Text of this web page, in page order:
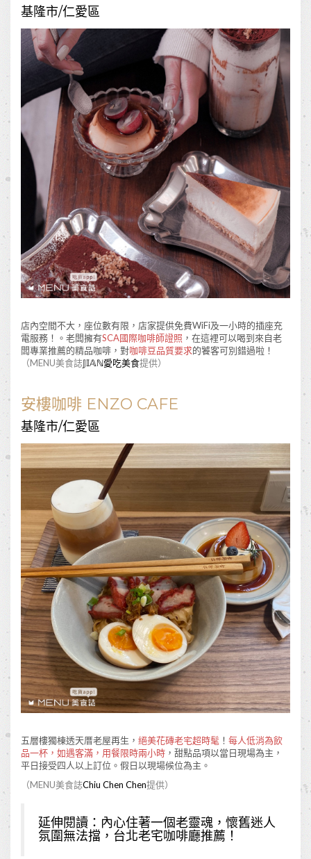
基隆市/仁愛區
店內空間不大，座位數有限，店家提供免費WiFi及一小時的插座充
電服務！。老闆擁有SCA國際咖啡師證照 ，在這裡可以喝到來自老
闆專業推薦的精品咖啡，對咖啡豆品質要求的饕客可別錯過啦！
（MENU美食誌𝕁𝕀𝔸ℕ愛吃美食提供）
安樓咖啡 ENZO CAFE
基隆市/仁愛區
五層樓獨棟透天厝老屋再生， 絕美花磚老宅超時髦 ！ 每人低消為飲
品一杯，如遇客滿，用餐限時兩小時 ，甜點品項以當日現場為主，
平日接受四人以上訂位。假日以現場候位為主。
（MENU美食誌Chiu Chen Chen提供）
延伸閱讀： 內心住著一個老靈魂，懷舊迷人
氛圍無法擋，台北老宅咖啡廳推薦！